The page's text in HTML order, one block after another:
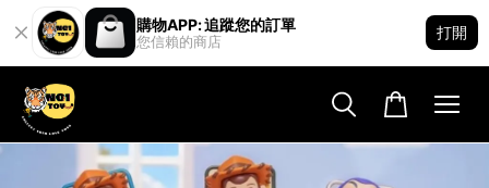
購物APP: 追蹤您的訂單
您信賴的商店
打開